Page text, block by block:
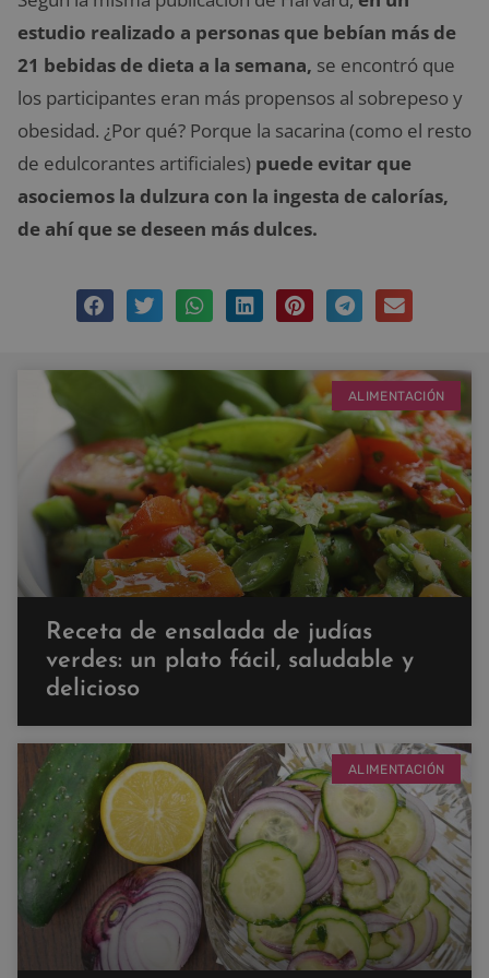
estudio realizado a personas que bebían más de
21 bebidas de dieta a la semana, se encontró que
los participantes eran más propensos al sobrepeso y
obesidad. ¿Por qué? Porque la sacarina (como el resto
de edulcorantes artificiales) puede evitar que
asociemos la dulzura con la ingesta de calorías,
de ahí que se deseen más dulces.
ALIMENTACIÓN
Receta de ensalada de judías
verdes: un plato fácil, saludable y
delicioso
ALIMENTACIÓN